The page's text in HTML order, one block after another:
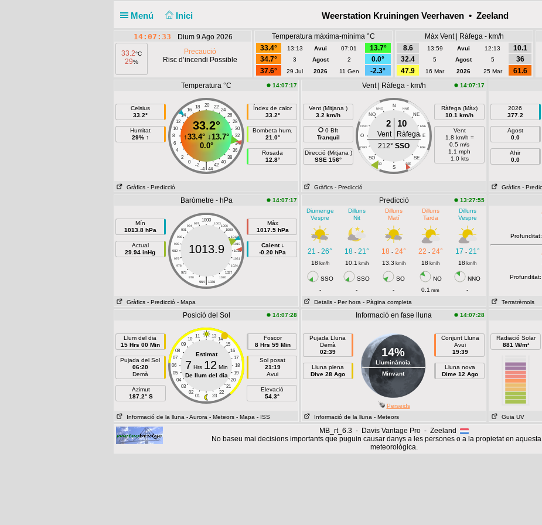
Menú Inici Weerstation Kruiningen Veerhaven • Zeeland
14:07:33
Dium 9 Ago 2026
33.2°C
29%
Precaució
Risc d’incendi Possible
Temperatura màxima-mínima °C
33.4°
13:13 Avui 07:01
13.7°
34.7°
3 Agost 2
0.0°
37.6°
29 Jul 2026 11 Gen -2.3°
Màx Vent | Ràfega - km/h
8.6
13:59 Avui 12:13
10.1
32.4
5 Agost 5
36
47.9
16 Mar 2026 25 Mar 61.6
Temperatura °C 14:07:17
Celsius
33.2°
Humitat
29% ↑
20
18 22
16
24
14
26
12
28
10
30
8
32
6
34
4
36
2
38
0
40
-2 42
|
-4 44
33.2°
↑33.4° ↓13.7°
0.0°
Índex de calor
33.2°
Bombeta hum.
21.0°
Rosada
12.8°
Gràfics - Predicció
Vent | Ràfega - km/h 14:07:17
Vent (Mitjana )
3.2 km/h
0 Bft
Tranquil
Direcció (Mitjana )
SSE 156°
N
NNO NNE
NO NE
ONO ENE
O E
OSO ESE
SO SE
SSO SSE
S
2 10
Vent
Ràfega
212° SSO
Ràfega (Màx)
10.1 km/h
Vent
1.8 km/h =
0.5 m/s
1.1 mph
1.0 kts
Gràfics - Predicció
2026
377.2
Agost
0.0
Ahir
0.0
Gràfics -
Baròmetre - hPa 14:07:17
Mín
1013.8 hPa
Actual
29.94 inHg
1000
997 1003
994
1006
991
1009
988
1012
985
1015
982
1018
979
1021
976
1024
973
1027
970
1030
|
964 1036
1013.9
Màx
1017.5 hPa
Caient ↓
-0.20 hPa
Gràfics - Predicció - Mapa
Predicció
13:27:55
Diumenge
Vespre
Dilluns
Nit
Dilluns
Matí
Dilluns
Tarda
Dilluns
Vespre
21 - 26° 18- 21° 18 - 24° 22 - 24° 17 - 21°
18 km/h 10.1 km/h 13.3 km/h 18 km/h 18 km/h
SSO SSO SO NO
NNO
-
- - 0.1 mm
-
Detalls - Per hora - Pàgina completa
Profunditat:
Profunditat:
Terratrèmols
Posició del Sol 14:07:28
Llum del dia
15 Hrs 00 Min
Pujada del Sol
06:20
Demà
Azimut
187.2° S
11 13
10
14
09
15
08
16
07
17
06
18
05
19
04
20
03
21
02
22
01 23
Estimat
7 Hrs 12 Min
De llum del dia
Foscor
8 Hrs 59 Min
Sol posat
21:19
Avui
Elevació
54.3°
Informació de la lluna - Aurora - Meteors - Mapa - ISS
Informació en fase lluna 14:07:28
Pujada Lluna
Demà
02:39
Lluna plena
Dive 28 Ago
14%
Lluminància
Minvant
Conjunt Lluna
Avui
19:39
Lluna nova
Dime 12 Ago
Perseids
Informació de la lluna - Meteors
Radiació Solar
881 W/m²
Guia UV
MB_rt_6.3 - Davis Vantage Pro - Zeeland
No baseu mai decisions importants que puguin causar danys a les persones o a la propietat en
meteorològica.